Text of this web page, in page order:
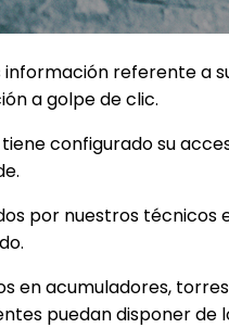
información referente a
a golpe de clic.
configurado su
por nuestros técnicos
en acumuladores,
puedan disponer de